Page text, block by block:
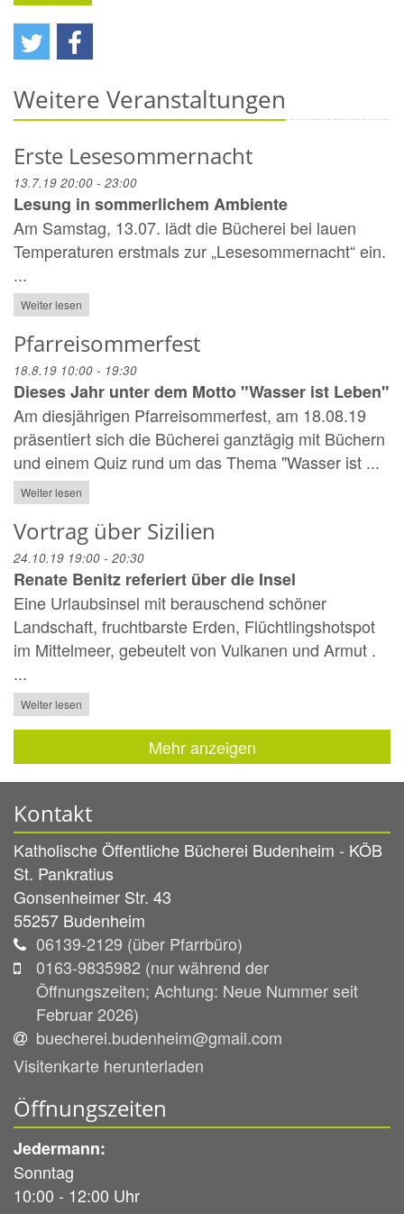
Weitere Veranstaltungen
Erste Lesesommernacht
13.7.19 20:00 - 23:00
Lesung in sommerlichem Ambiente
Am Samstag, 13.07. lädt die Bücherei bei lauen
Temperaturen erstmals zur „Lesesommernacht“ ein.
...
Weiter lesen
Pfarreisommerfest
18.8.19 10:00 - 19:30
Dieses Jahr unter dem Motto "Wasser ist Leben"
Am diesjährigen Pfarreisommerfest, am 18.08.19
präsentiert sich die Bücherei ganztägig mit Büchern
und einem Quiz rund um das Thema "Wasser ist ...
Weiter lesen
Vortrag über Sizilien
24.10.19 19:00 - 20:30
Renate Benitz referiert über die Insel
Eine Urlaubsinsel mit berauschend schöner
Landschaft, fruchtbarste Erden, Flüchtlingshotspot
im Mittelmeer, gebeutelt von Vulkanen und Armut .
...
Weiter lesen
Mehr anzeigen
Kontakt
Katholische Öffentliche Bücherei Budenheim - KÖB
St. Pankratius
Gonsenheimer Str. 43
55257 Budenheim
06139-2129 (über Pfarrbüro)
0163-9835982 (nur während der
Öffnungszeiten; Achtung: Neue Nummer seit
Februar 2026)
buecherei.budenheim@gmail.com
Visitenkarte herunterladen
Öffnungszeiten
Jedermann:
Sonntag
10:00 - 12:00 Uhr